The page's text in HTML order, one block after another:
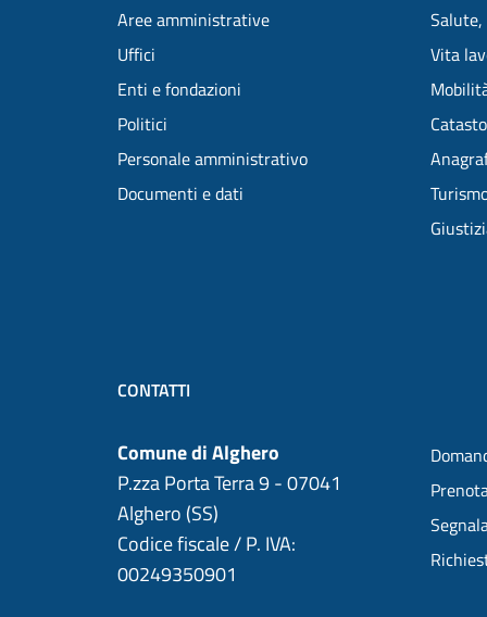
Aree amministrative
Uffici
Enti e fondazioni
Politici
Personale amministrativo
Documenti e dati
Salute,
Vita
CONTATTI
Comune di Alghero
P.zza Porta Terra 9 - 07041
Alghero (SS)
Codice fiscale / P. IVA:
00249350901